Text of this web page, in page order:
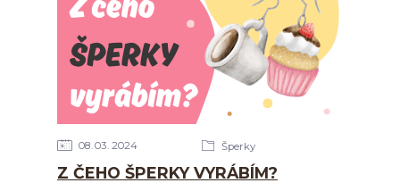
08 03 2024 Šperky
Z ČEHO ŠPERKY VYRÁBÍM?